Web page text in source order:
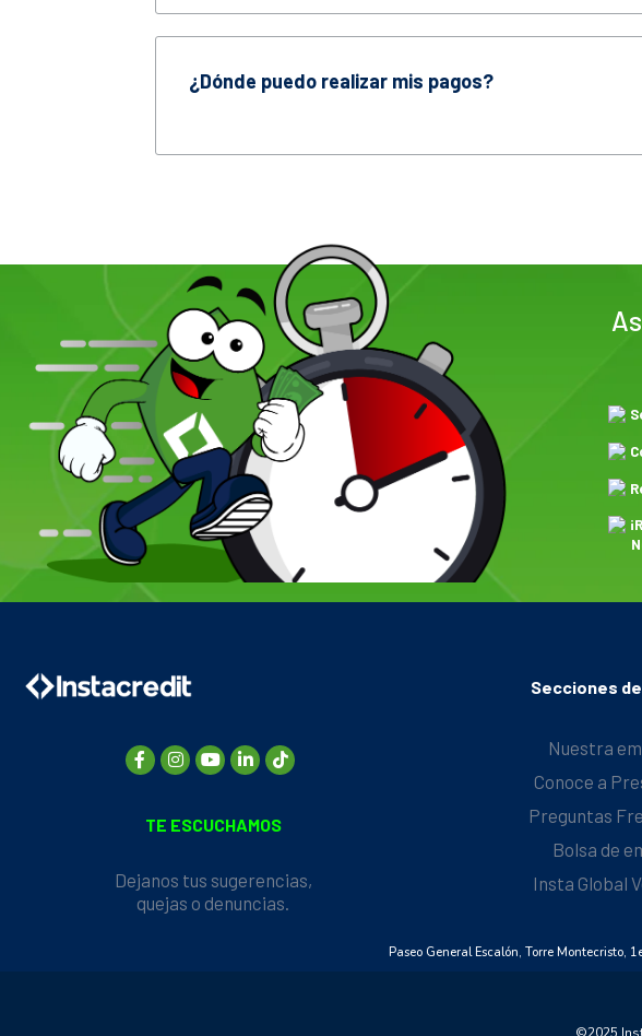
¿Dónde puedo realizar mis pagos?
TE ESCUCHAMOS
Dejanos tus sugerencias,
quejas o denuncias.
Secciones
Nuestra
Conoce a
Preguntas
Bolsa de
Insta Global
Paseo General Escalón, Torre Montecristo,
©️2025